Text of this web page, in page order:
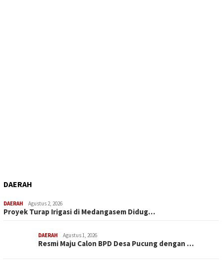
DAERAH
DAERAH Agustus 2, 2026
Proyek Turap Irigasi di Medangasem Didug…
DAERAH Agustus 1, 2026
Resmi Maju Calon BPD Desa Pucung dengan …